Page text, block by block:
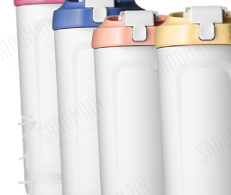
※ 交易是否成功請以「AFTEE先享後付 」
是否繳費成功／繳費後需取消欲退款等相
客戶支援中心」
https://
易，需依本服務之必要範圍內提供個人資
權轉讓予恩沛科技股份有限公司。
２．關於個人資料處理事宜，請瀏覽以下網
https://aftee.tw/terms/#terms3
３．未成年的使用者請事先徵得法定代理人
「AFTEE先享後付」，若未經同意申辦者引
每筆NT$60，滿NT$490(含以上)免運
7-11離島取貨付款
每筆NT$100，滿NT$1,000(含以上)免
本島宅配1~2天後到
每筆NT$80，滿NT$490(含以上)免運費
外島宅配
每筆NT$150，滿NT$3,000(含以上)免